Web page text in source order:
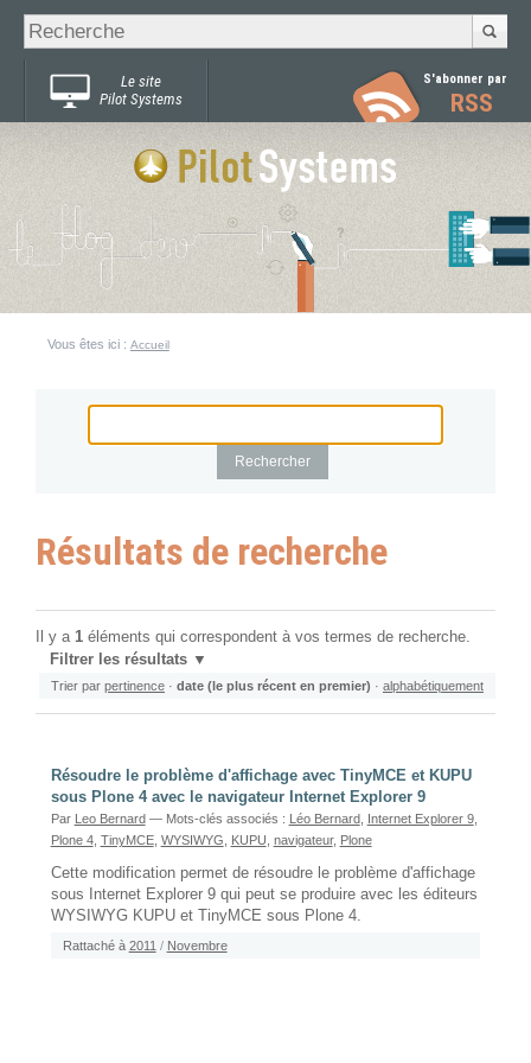
Chercher par
Recherche
avancée…
Le site
Pilot Systems
S'abonner par
RSS
Vous êtes ici : Accueil
Résultats de recherche
Il y a 1 éléments qui correspondent à vos termes de recherche.
Filtrer les résultats
Trier par pertinence · date (le plus récent en premier) · alphabétiquement
Résoudre le problème d'affichage avec TinyMCE et KUPU
sous Plone 4 avec le navigateur Internet Explorer 9
Par Leo Bernard — Mots-clés associés : Léo Bernard, Internet Explorer 9,
Plone 4, TinyMCE, WYSIWYG KUPU navigateur, Plone
Cette modification permet de résoudre le problème d'affichage
sous Internet Explorer 9 qui peut se produire avec les éditeurs
WYSIWYG KUPU et TinyMCE sous Plone 4.
Rattaché à 2011 / Novembre